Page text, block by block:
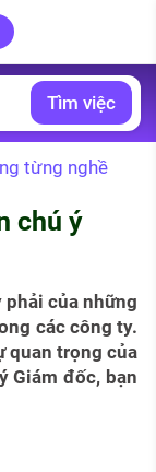
Tìm việc
từng nghề
chú ý
của những
các công ty.
quan trọng của
Giám đốc, bạn